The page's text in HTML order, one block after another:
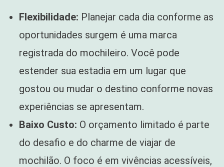
Flexibilidade: Planejar cada dia conforme as
oportunidades surgem é uma marca
registrada do mochileiro. Você pode
estender sua estadia em um lugar que
gostou ou mudar o destino conforme novas
experiências se apresentam.
Baixo Custo: O orçamento limitado é parte
do desafio e do charme de viajar de
mochilão. O foco é em vivências acessíveis,